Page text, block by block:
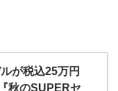
が税込25万円
秋のSUPERセ